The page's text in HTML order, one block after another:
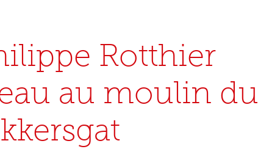
Rotthier
au moulin du